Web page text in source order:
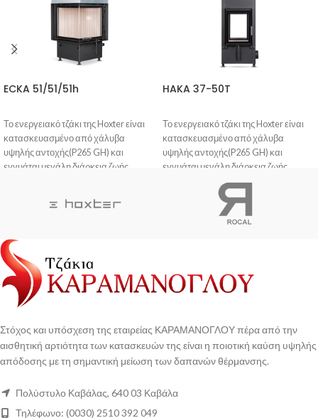
ECKA 51/51/51h
Το ενεργειακό τζάκι της Hoxter είναι
κατασκευασμένο από χάλυβα
υψηλής αντοχής(P265 GH) και
εγγυάται μεγάλη διάρκεια ζωής.
στο πρώτο άναμμα.
αποτέλεσμα η φωτιά να
ανταποκρίνεται άμεσα σε κάθε
κίνηση του μοχλού ελέγχου του αέρα.
To κεραμικό γυαλί που διαθέτει, είναι
ανθεκτικό σε θερμικό σοκ και έχει
σχεδιαστεί η ροή του αέρα έτσι ώστε το
HAKA 37-50T
Το ενεργειακό τζάκι της Hoxter είναι
κατασκευασμένο από χάλυβα
υψηλής αντοχής(P265 GH) και
εγγυάται μεγάλη διάρκεια ζωής.
Η βαφή του είναι ανθεκτική στις
γρατζουνιές και δεν προκαλεί οσμή
στο πρώτο άναμμα.
Η πόρτα σφραγίζει πλήρως, με
To κεραμικό γυαλί που διαθέτει, είναι
ανθεκτικό σε θερμικό σοκ και έχει
Στόχος και υπόσχεση της εταιρείας ΚΑΡΑΜΑΝΟΓΛΟΥ πέρα από την
αισθητική αρτιότητα των κατασκευών της είναι η ποιοτική καύση υψηλής
απόδοσης με τη σημαντική μείωση των δαπανών θέρμανσης.
Πολύστυλο Καβάλας, 640 03 Καβάλα
Τηλέφωνο: (0030) 2510 392 049